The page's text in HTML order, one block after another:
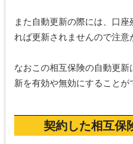
また自動更新の際には、口
れば更新されませんので注意
なおこの相互保険の自動更
新を有効や無効にすることが
契約した相互保